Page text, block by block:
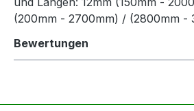
(200mm - 2700mm) / (2800mm -
Bewertungen